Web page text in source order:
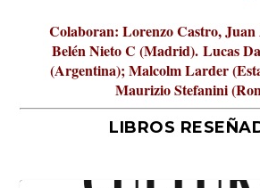
Colaboran: Lorenzo Castro,
Belén Nieto C (Madrid). Lucas
(Argentina); Malcolm Larder
Maurizio Stefanini
LIBROS